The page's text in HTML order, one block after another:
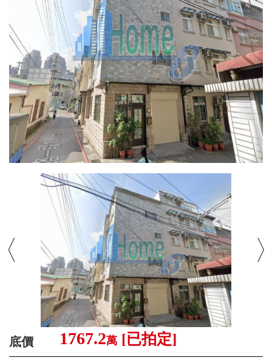
底價 1767.2萬 [已拍定]